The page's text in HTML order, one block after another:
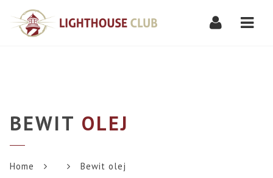
BEWIT OLEJ
Home Bewit olej